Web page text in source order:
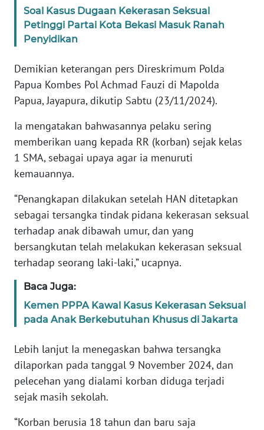
Soal Kasus Dugaan Kekerasan Seksual
Petinggi Partai Kota Bekasi Masuk Ranah
Penyidikan
Demikian keterangan pers Direskrimum Polda
Papua Kombes Pol Achmad Fauzi di Mapolda
Papua, Jayapura, dikutip Sabtu (23/11/2024).
Ia mengatakan bahwasannya pelaku sering
memberikan uang kepada RR (korban) sejak kelas
1 SMA, sebagai upaya agar ia menuruti
kemauannya.
“Penangkapan dilakukan setelah HAN ditetapkan
sebagai tersangka tindak pidana kekerasan seksual
terhadap anak dibawah umur, dan yang
bersangkutan telah melakukan kekerasan seksual
terhadap seorang laki-laki,” ucapnya.
Baca Juga:
Kemen PPPA Kawal Kasus Kekerasan Seksual
pada Anak Berkebutuhan Khusus di Jakarta
Lebih lanjut Ia menegaskan bahwa tersangka
dilaporkan pada tanggal 9 November 2024, dan
pelecehan yang dialami korban diduga terjadi
sejak masih sekolah.
“Korban berusia 18 tahun dan baru saja
Regional
WN
WN
JAKARTA
JABAR
WN
WN
NTT
WN
WN
PAPUA
WN
PAPUA
BARAT
RIAU